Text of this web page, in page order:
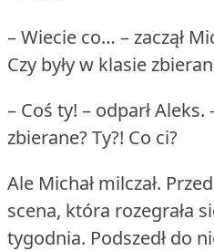
– Wiecie co… – zaczął
Czy były w klasie
– Coś ty! – odparł Aleks.
zbierane?Ty?! Co ci?
Ale Michał milczał.
scena, która rozegrała
tygodnia. Podszedł do